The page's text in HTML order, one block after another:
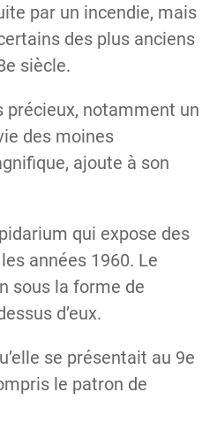
par un incendie, mais
des plus anciens
siècle.
notamment un
des moines
ajoute à son
qui expose des
années 1960. Le
sous la forme de
d’eux.
se présentait au 9e
le patron de